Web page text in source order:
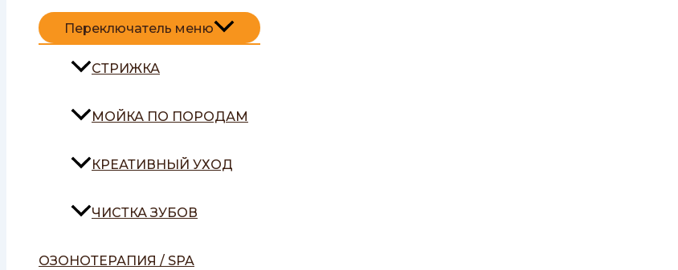
Переключатель меню
СТРИЖКА
МОЙКА ПО ПОРОДАМ
КРЕАТИВНЫЙ УХОД
ЧИСТКА ЗУБОВ
ОЗОНОТЕРАПИЯ / SPA